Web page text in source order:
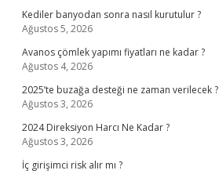
Kediler banyodan sonra nasıl kurutulur ?
Ağustos 5, 2026
Avanos çömlek yapımı fiyatları ne kadar ?
Ağustos 4, 2026
2025’te buzağa desteği ne zaman verilecek ?
Ağustos 3, 2026
2024 Direksiyon Harcı Ne Kadar ?
Ağustos 3, 2026
İç girişimci risk alır mı ?